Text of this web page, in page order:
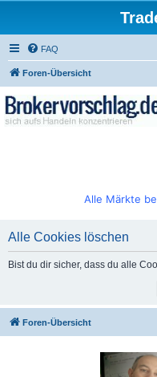
FAQ
Foren-Übersicht
Alle Märkte
Alle Cookies löschen
Bist du dir sicher, dass du alle
Foren-Übersicht